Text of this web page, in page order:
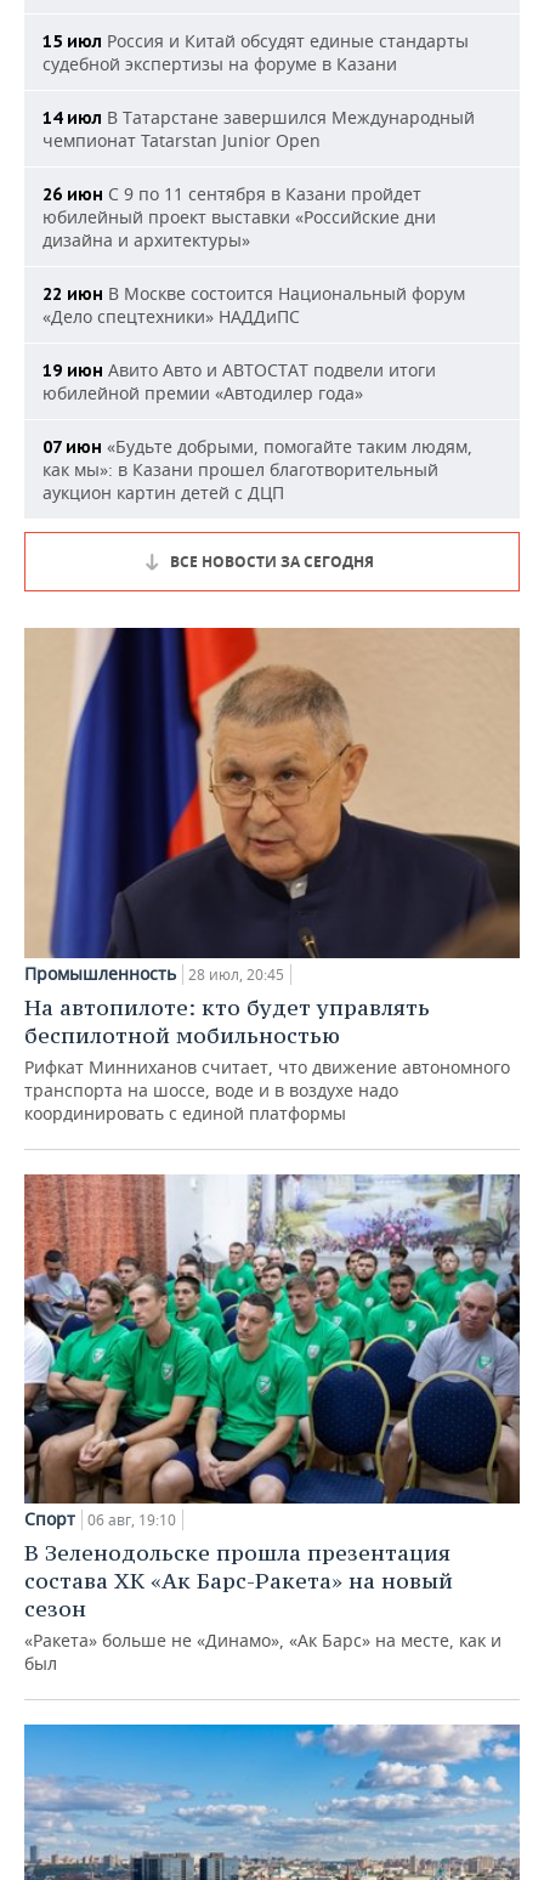
15 июл Россия и Китай обсудят единые стандарты
судебной экспертизы на форуме в Казани
14 июл В Татарстане завершился Международный
чемпионат Tatarstan Junior Open
26 июн С 9 по 11 сентября в Казани пройдет
юбилейный проект выставки «Российские дни
дизайна и архитектуры»
22 июн В Москве состоится Национальный форум
«Дело спецтехники» НАДДиПС
19 июн Авито Авто и АВТОСТАТ подвели итоги
юбилейной премии «Автодилер года»
07 июн «Будьте добрыми, помогайте таким людям,
как мы»: в Казани прошел благотворительный
аукцион картин детей с ДЦП
ВСЕ НОВОСТИ ЗА СЕГОДНЯ
Промышленность 28 июл, 20:45
На автопилоте: кто будет управлять
беспилотной мобильностью
Рифкат Минниханов считает, что движение автономного
транспорта на шоссе, воде и в воздухе надо
координировать с единой платформы
Спорт 06 авг, 19:10
В Зеленодольске прошла презентация
состава ХК «Ак Барс-Ракета» на новый
сезон
«Ракета» больше не «Динамо», «Ак Барс» на месте, как и
был